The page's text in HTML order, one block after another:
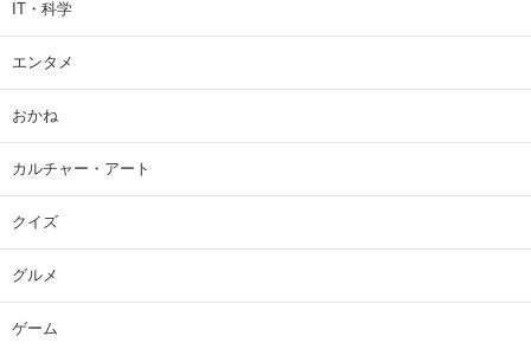
IT・科学
エンタメ
おかね
カルチャー・アート
クイズ
グルメ
ゲーム